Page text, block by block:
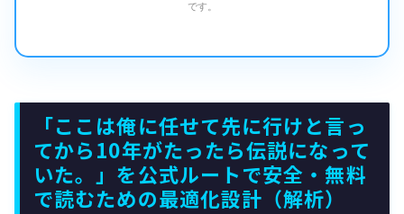
です。
「ここは俺に任せて先に行けと言っ
てから10年がたったら伝説になって
いた。」を公式ルートで安全・無料
で読むための最適化設計（解析）